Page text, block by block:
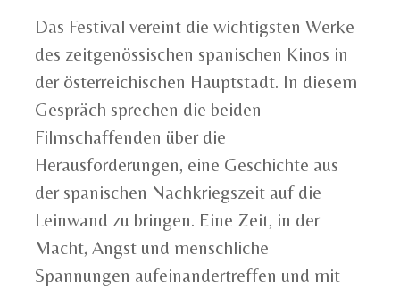
Das Festival vereint die wichtigsten Werke
des zeitgenössischen spanischen Kinos in
der österreichischen Hauptstadt. In diesem
Gespräch sprechen die beiden
Filmschaffenden über die
Herausforderungen, eine Geschichte aus
der spanischen Nachkriegszeit auf die
Leinwand zu bringen. Eine Zeit, in der
Macht, Angst und menschliche
Spannungen aufeinandertreffen und mit